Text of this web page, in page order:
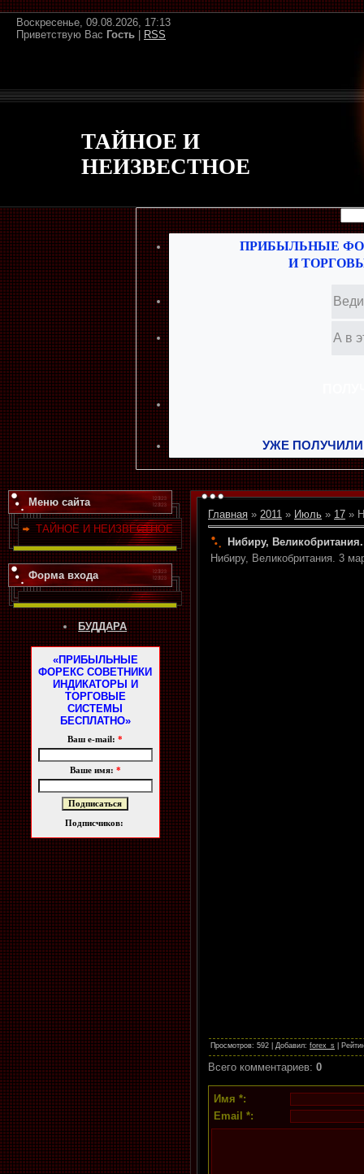
Воскресенье, 09.08.2026, 17:13
Приветствую Вас Гость RSS
ТАЙНОЕ И
НЕИЗВЕСТНОЕ
ПРИБЫЛЬНЫЕ
И
УЖЕ
Меню сайта
ТАЙНОЕ И НЕИЗВЕСТНОЕ
Форма входа
БУДДАРА
«ПРИБЫЛЬНЫЕ
ФОРЕКС СОВЕТНИКИ
ИНДИКАТОРЫ И
ТОРГОВЫЕ
СИСТЕМЫ
БЕСПЛАТНО»
Ваш e-mail: *
Ваше имя: *
Подписчиков:
Главная » 2011 » Июль » 17 »
Нибиру,
Нибиру, Великобритания. 3
Просмотров: 592 | Добавил: forex_s
Всего комментариев: 0
Имя *:
Email *: